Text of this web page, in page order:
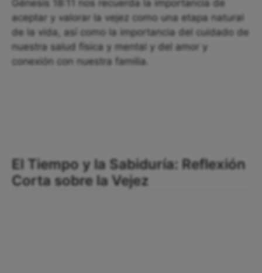
Génesis 18:11 nos recuerda la importancia de
aceptar y valorar la vejez como una etapa natural
de la vida, así como la importancia del cuidado de
nuestra salud física y mental y del amor y
conexión con nuestra familia.
El Tiempo y la Sabiduría: Reflexión
Corta sobre la Vejez